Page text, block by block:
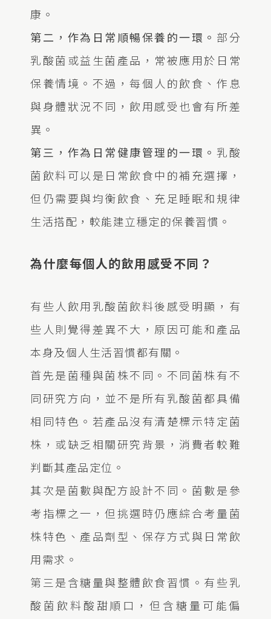
康。
第二，作為日常順暢保養的一環。 部分
乳酸菌或益生菌產品，常被應用於日常
保養情境。不過，每個人的飲食、作息
與身體狀況不同，飲用感受也會有所差
異。
第三，作為日常健康管理的一環。 乳酸
菌飲料可以是日常飲食中的補充選擇，
但仍需要與均衡飲食、充足睡眠和規律
生活搭配，較能建立穩定的保養習慣。
為什麼每個人的飲用感受不同？
有些人飲用乳酸菌飲料後感受明顯，有
些人則覺得差異不大，原因可能和產品
本身及個人生活習慣都有關。
首先是菌種與菌株不同。不同菌株有不
同研究方向，並不是所有乳酸菌都具備
相同特色。若產品沒有清楚標示特定菌
株，或缺乏相關研究背景，消費者較難
判斷其產品定位。
其次是菌數與配方設計不同。菌數是參
考指標之一，但挑選時仍應綜合考量菌
株特色、產品劑型、保存方式與日常飲
用需求。
第三是含糖量與整體飲食習慣。有些乳
酸菌飲料酸甜順口，但含糖量可能偏